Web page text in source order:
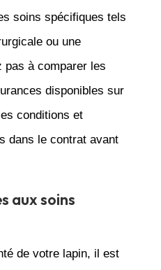
soins spécifiques tels
ou une
pas à comparer les
disponibles sur
conditions et
dans le contrat avant
aux soins
de votre lapin, il est